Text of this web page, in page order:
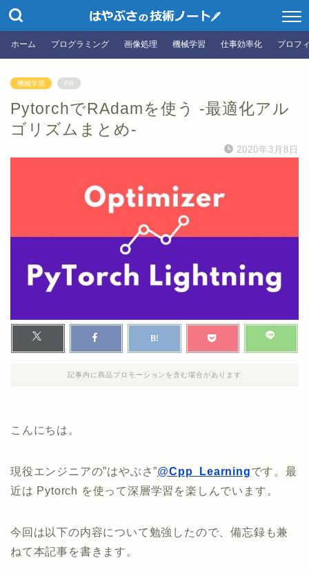
ホーム プログラミング 画像処理 機械学習 仕事効率化 プロフ
機械学習 PR
PytorchでRAdamを使う -最適化アル
ゴリズムまとめ-
2020年3月8日
記事内に商品プロモーションを含む場合があります
こんにちは。
現役エンジニアの”はやぶさ”@Cpp_Learningです。最
近は Pytorch を使って深層学習を楽しんでいます。
今回は以下の内容について勉強したので、備忘録も兼
ねて本記事を書きます。